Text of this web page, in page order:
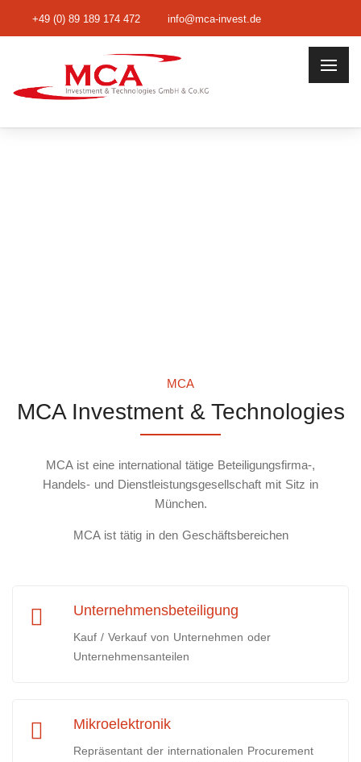
+49 (0) 89 189 174 472 info@mca-invest.de
MCA
MCA Investment & Technologies
MCA ist eine international tätige Beteiligungsfirma-,
Handels- und Dienstleistungsgesellschaft mit Sitz in
München.
MCA ist tätig in den Geschäftsbereichen
Unternehmensbeteiligung
Kauf / Verkauf von Unternehmen oder
Unternehmensanteilen
Mikroelektronik
Repräsentant der internationalen Procurement